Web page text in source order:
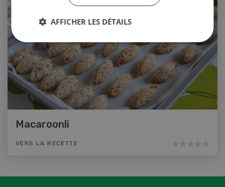
Macaroonli
VERS LA RECETTE
AFFICHER LES DÉTAILS